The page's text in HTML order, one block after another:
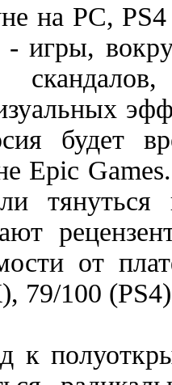
на PC,
- игры,
будет
Epic
от
79/100
к